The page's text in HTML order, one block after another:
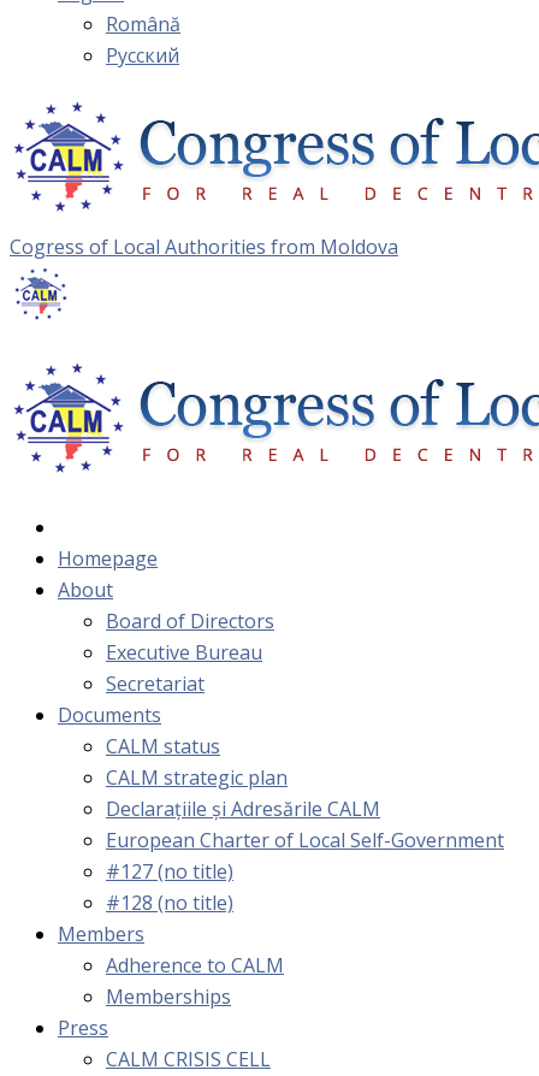
Română
Русский
Cogress of Local Authorities from Moldova
Homepage
About
Board of Directors
Executive Bureau
Secretariat
Documents
CALM status
CALM strategic plan
Declarațiile și Adresările CALM
European Charter of Local Self-Government
#127 (no title)
#128 (no title)
Members
Adherence to CALM
Memberships
Press
CALM CRISIS CELL